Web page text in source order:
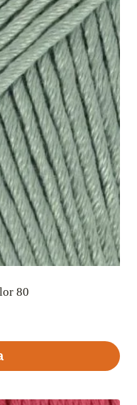
80